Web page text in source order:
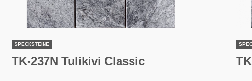
SPECKSTEINE
TK-237N Tulikivi Classic